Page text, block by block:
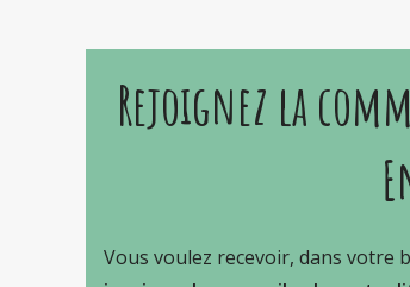
Rejoignez la
Vous voulez recevoir, dans votre